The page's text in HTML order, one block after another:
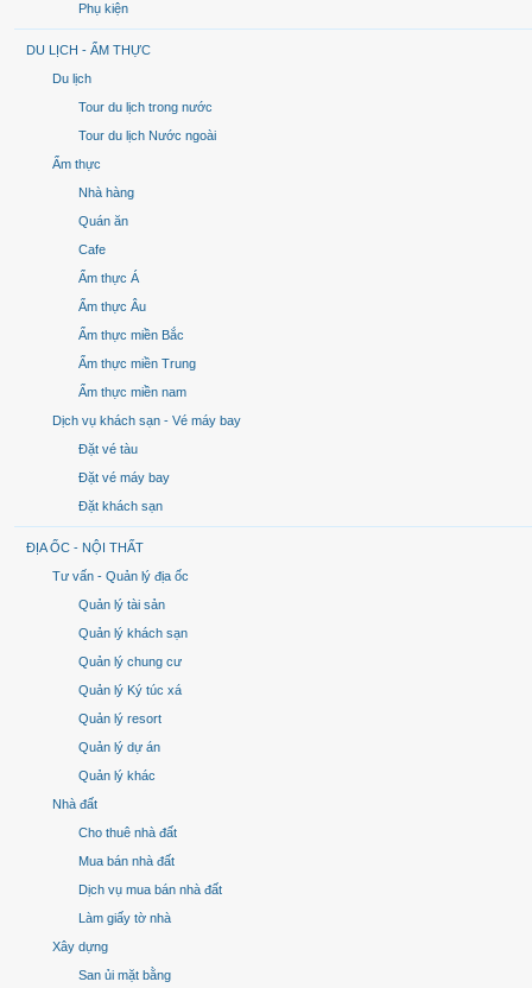
Phụ kiện
DU LỊCH - ẨM THỰC
Du lịch
Tour du lịch trong nước
Tour du lịch Nước ngoài
Ẩm thực
Nhà hàng
Quán ăn
Cafe
Ẩm thực Á
Ẩm thực Âu
Ẩm thực miền Bắc
Ẩm thực miền Trung
Ẩm thực miền nam
Dịch vụ khách sạn - Vé máy bay
Đặt vé tàu
Đặt vé máy bay
Đặt khách sạn
ĐỊA ỐC - NỘI THẤT
Tư vấn - Quản lý địa ốc
Quản lý tài sản
Quản lý khách sạn
Quản lý chung cư
Quản lý Ký túc xá
Quản lý resort
Quản lý dự án
Quản lý khác
Nhà đất
Cho thuê nhà đất
Mua bán nhà đất
Dịch vụ mua bán nhà đất
Làm giấy tờ nhà
Xây dựng
San ủi mặt bằng